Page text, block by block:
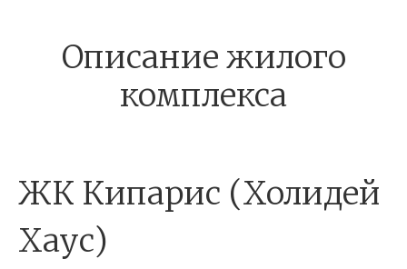
Описание жилого
комплекса
ЖК Кипарис (Холидей
Хаус)